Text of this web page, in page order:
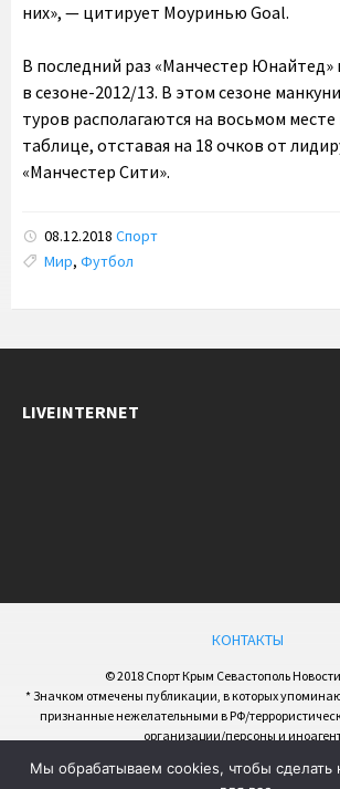
них», — цитирует Моуринью Goal.
В последний раз «Манчестер
в сезоне-2012/13. В этом сезоне
туров располагаются на восьмом
таблице, отставая на 18 очков от
«Манчестер Сити».
08.12.2018 Спорт
Tags:
Мир, Футбол
LIVEINTERNET
КОНТАКТЫ
© 2018 Спорт Крым Севастополь
* Значком отмечены публикации, в которых
признанные нежелательными в РФ/
организации/персоны и
Мы обрабатываем cookies, чтобы сделать